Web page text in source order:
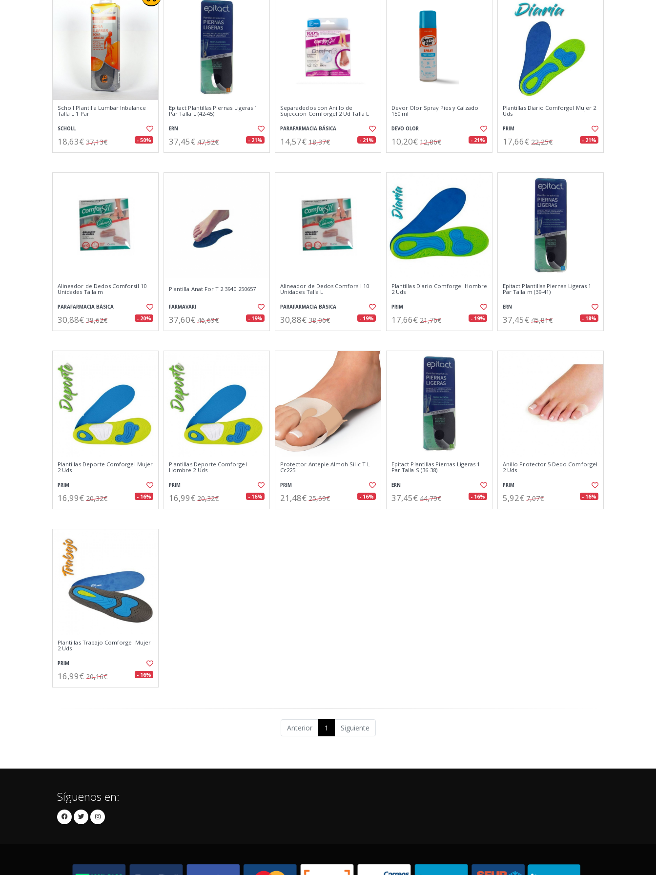
Scholl Plantilla Lumbar Inbalance
Talla L 1 Par
SCHOLL
18,63€ 37,13€ - 50%
Epitact Plantillas Piernas Ligeras 1
Par Talla L (42-45)
ERN
37,45€ 47,52€ - 21%
Separadedos con Anillo de
Sujeccion Comforgel 2 Ud Talla L
PARAFARMACIA BÁSICA
14,57€ 18,37€ - 21%
Devor Olor Spray Pies y Calzado
150 ml
DEVO OLOR
10,20€ 12,86€ - 21%
Plantillas Diario Comforgel Mujer 2
Uds
PRIM
17,66€ 22,25€ - 21%
Alineador de Dedos Comforsil 10
Unidades Talla m
PARAFARMACIA BÁSICA
30,88€ 38,62€ - 20%
Plantilla Anat For T 2 3940 250657
FARMAVARI
37,60€ 46,69€ - 19%
Alineador de Dedos Comforsil 10
Unidades Talla L
PARAFARMACIA BÁSICA
30,88€ 38,06€ - 19%
Plantillas Diario Comforgel Hombre
2 Uds
PRIM
17,66€ 21,76€ - 19%
Epitact Plantillas Piernas Ligeras 1
Par Talla m (39-41)
ERN
37,45€ 45,81€ - 18%
Plantillas Deporte Comforgel Mujer
2 Uds
PRIM
16,99€ 20,32€ - 16%
Plantillas Deporte Comforgel
Hombre 2 Uds
PRIM
16,99€ 20,32€ - 16%
Protector Antepie Almoh Silic T L
Cc225
PRIM
21,48€ 25,69€ - 16%
Epitact Plantillas Piernas Ligeras 1
Par Talla S (36-38)
ERN
37,45€ 44,79€ - 16%
Anillo Protector 5 Dedo Comforgel
2 Uds
PRIM
5,92€ 7,07€ - 16%
Plantillas Trabajo Comforgel Mujer
2 Uds
PRIM
16,99€ 20,16€ - 16%
Anterior 1 Siguiente
Síguenos en: